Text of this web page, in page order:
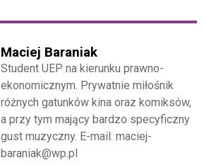
Maciej Baraniak
Student UEP na kierunku prawno-
ekonomicznym. Prywatnie miłośnik
różnych gatunków kina oraz komiksów,
a przy tym mający bardzo specyficzny
gust muzyczny. E-mail: maciej-
baraniak@wp.pl